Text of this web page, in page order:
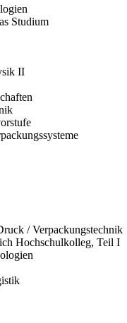
Studium
II
/ Verpackungstechnik
Hochschulkolleg, Teil I